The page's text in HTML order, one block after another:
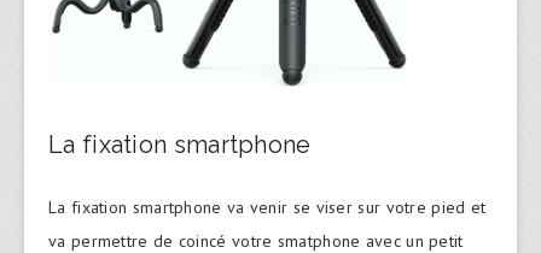
La fixation smartphone
La fixation smartphone va venir se viser sur votre pied et
va permettre de coincé votre smatphone avec un petit